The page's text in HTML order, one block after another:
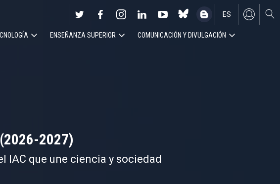
EN
ES
ENSEÑANZA SUPERIOR COMUNICACIÓN Y DIVULGACIÓN
2027)
IAC que une ciencia y sociedad